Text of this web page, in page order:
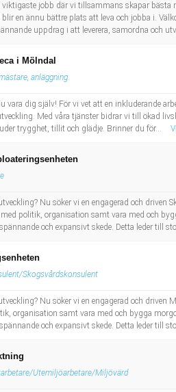
viktigaste jobb där vi tillsammans skapar
en ännu bättre plats att leva och jobba i.
uppdrag i att leverera, samordna och
i Mölndal
anläggning
vara dig själv! För vi vet att en inkluderande
Med våra tjänster bidrar vi till ökad
trygghet, tillit och glädje. Brinner du för...
Nu söker vi en engagerad och
politik, organisation samt vara med och
och expansivt skede. Detta leder till
Skogsvårdskonsulent
Nu söker vi en engagerad och
organisation samt vara med och bygga
och expansivt skede. Detta leder till
Utemiljöarbetare/Miljövärd